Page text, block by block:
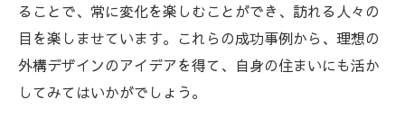
ることで、常に変化を楽しむことができ、訪れる人々の
目を楽しませています。これらの成功事例から、理想の
外構デザインのアイデアを得て、自身の住まいにも活か
してみてはいかがでしょう。